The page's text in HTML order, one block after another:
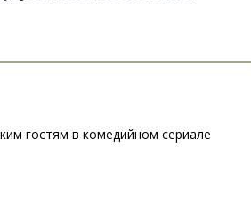
гостям в комедийном сериале